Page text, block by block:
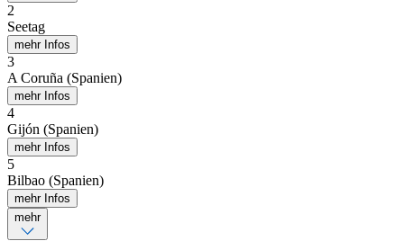
2
Seetag
mehr Infos
3
A Coruña (Spanien)
mehr Infos
4
Gijón (Spanien)
mehr Infos
5
Bilbao (Spanien)
mehr Infos
mehr